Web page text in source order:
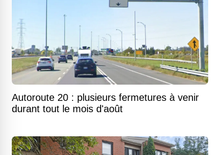
Autoroute 20 : plusieurs fermetures à venir
durant tout le mois d'août